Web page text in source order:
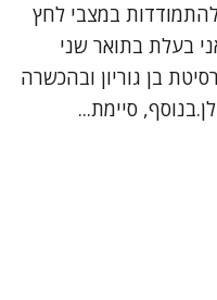
במצבי לחץ
בעלת בתואר שני
בן גוריון ובהכשרה
סיימת...